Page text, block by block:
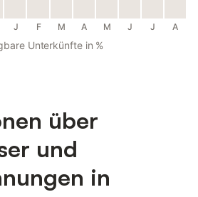
J F M A M J J A
Unterkünfte in %
über
und
in